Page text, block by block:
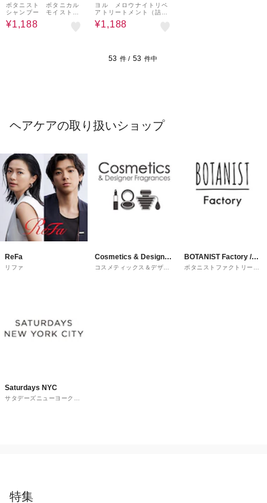
nd Habit
ボタニスト ボタニカル
シャンプー モイスト
(詰替) 400mL
¥1,188
nd Habit
ヨル メロウナイトリペ
アトリートメント（詰
替） 350g
¥1,188
53 件 / 53 件中
ヘアケアの取り扱いショップ
ReFa
リファ
Cosmetics & Designer
Fragrances
コスメティックス＆デザイ
BOTANIST Factory /
and Habit
ボタニストファクトリーア
Saturdays NYC
サタデーズニューヨークシ
特集